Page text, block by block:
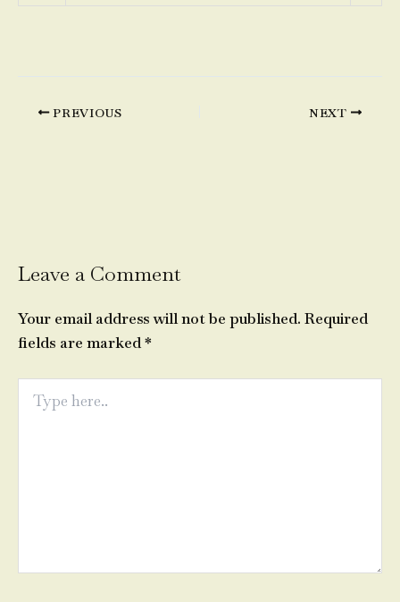
PREVIOUS NEXT
Leave a Comment
Your email address will not be published. Required
fields are marked*
here..